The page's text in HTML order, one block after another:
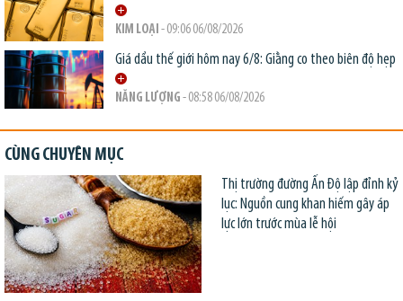
KIM LOẠI - 09:06 06/08/2026
Giá dầu thế giới hôm nay 6/8: Giằng co theo biên độ hẹp
NĂNG LƯỢNG - 08:58 06/08/2026
CÙNG CHUYÊN MỤC
Thị trường đường Ấn Độ lập đỉnh kỷ
lục: Nguồn cung khan hiếm gây áp
lực lớn trước mùa lễ hội